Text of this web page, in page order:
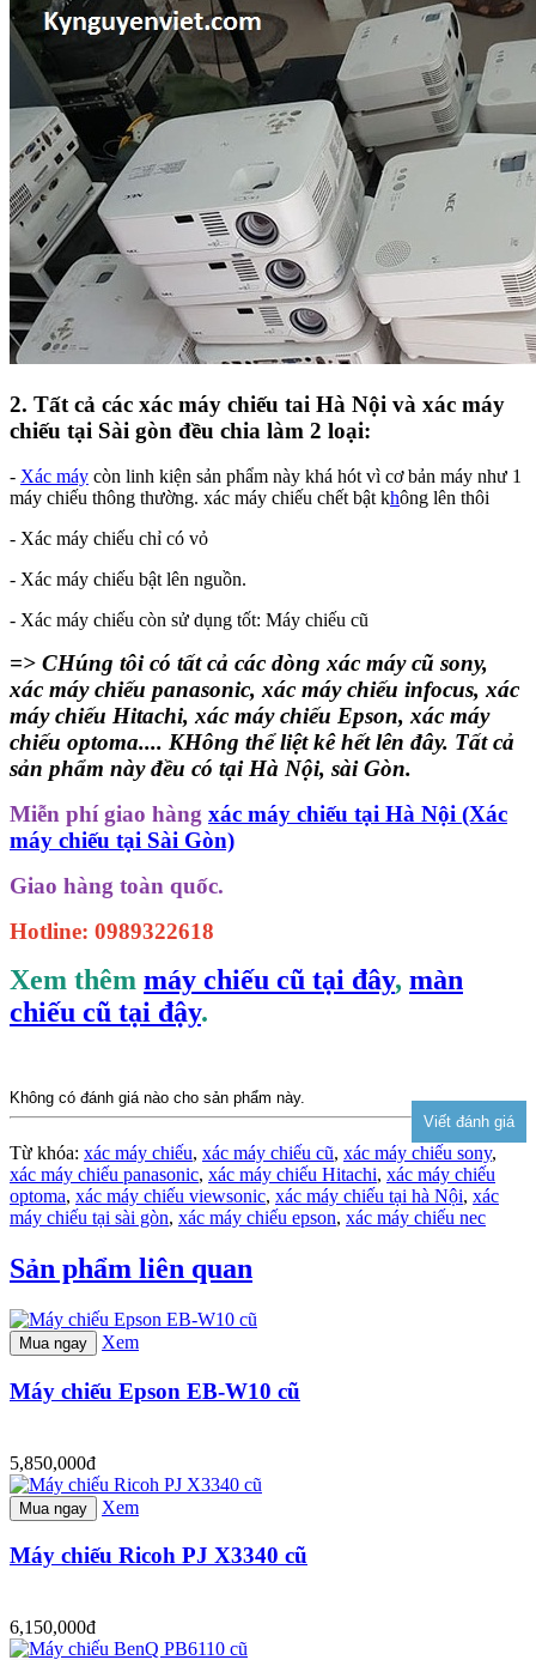
2. Tất cả các xác máy chiếu tai Hà Nội và xác máy
chiếu tại Sài gòn đều chia làm 2 loại:
- Xác máy còn linh kiện sản phẩm này khá hót vì cơ bản máy như 1
máy chiếu thông thường. xác máy chiếu chết bật không lên thôi
- Xác máy chiếu chỉ có vỏ
- Xác máy chiếu bật lên nguồn.
- Xác máy chiếu còn sử dụng tốt: Máy chiếu cũ
=> CHúng tôi có tất cả các dòng xác máy cũ sony,
xác máy chiếu panasonic, xác máy chiếu infocus, xác
máy chiếu Hitachi, xác máy chiếu Epson, xác máy
chiếu optoma.... KHông thể liệt kê hết lên đây. Tất cả
sản phẩm này đều có tại Hà Nội, sài Gòn.
Miễn phí giao hàng xác máy chiếu tại Hà Nội (Xác
máy chiếu tại Sài Gòn)
Giao hàng toàn quốc.
Hotline: 0989322618
Xem thêm máy chiếu cũ tại đây, màn
chiếu cũ tại đậy.
Không có đánh giá nào cho sản phẩm này.
Từ khóa: xác máy chiếu, xác máy chiếu cũ, xác máy chiếu sony,
xác máy chiếu panasonic, xác máy chiếu Hitachi, xác máy chiếu
optoma, xác máy chiếu viewsonic, xác máy chiếu tại hà Nội, xác
máy chiếu tại sài gòn, xác máy chiếu epson, xác máy chiếu nec
Sản phẩm liên quan
Mua ngay Xem
Máy chiếu Epson EB-W10 cũ
5,850,000đ
Mua ngay Xem
Máy chiếu Ricoh PJ X3340 cũ
6,150,000đ